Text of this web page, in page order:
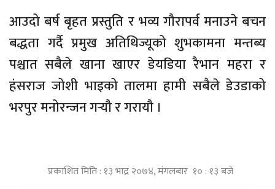
आउदो बर्ष बृहत प्रस्तुति र भव्य गौरापर्व मनाउने बचन
बद्धता गर्दै प्रमुख अतिथिज्यूको शुभकामना मन्तब्य
पश्चात सबैले खाना खाएर डेयडिया रैभान महरा र
हंसराज जोशी भाइको तालमा हामी सबैले डेउडाको
भरपुर मनोरन्जन गर्‍यौ र गरायौ ।
प्रकाशित मिति : १३ भाद्र २०७४, मंगलबार १० : १३ बजे